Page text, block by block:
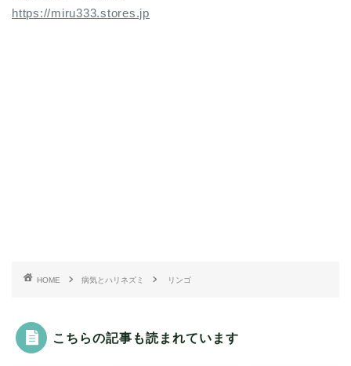
https://miru333.stores.jp
HOME 病気とハリネズミ リンゴ
こちらの記事も読まれています